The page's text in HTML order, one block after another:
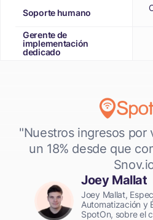
Soporte humano
Gerente de
implementación
dedicado
"Nuestros ingresos por
un 18% desde que
Joey Mallat
Joey Mallat,
Automatización y
SpotOn, sobre el